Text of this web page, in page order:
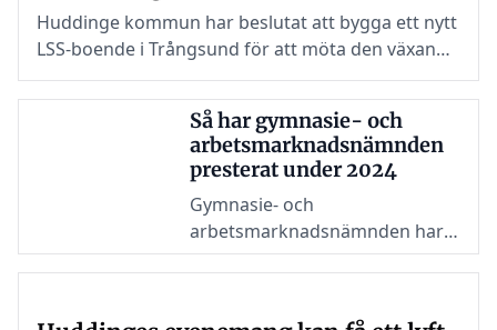
besöksmål för allmänheten.
Huddinge kommun har beslutat att bygga ett nytt
LSS-boende i Trångsund för att möta den växande
efterfrågan på platser. Med en budget på 54,3
miljoner kronor ska det nya boendet stå klart
2027. Men satsningen har både för- och nackdelar.
Så har gymnasie- och
arbetsmarknadsnämnden
presterat under 2024
Gymnasie- och
arbetsmarknadsnämnden har i
stort sett uppfyllt sina mål inom